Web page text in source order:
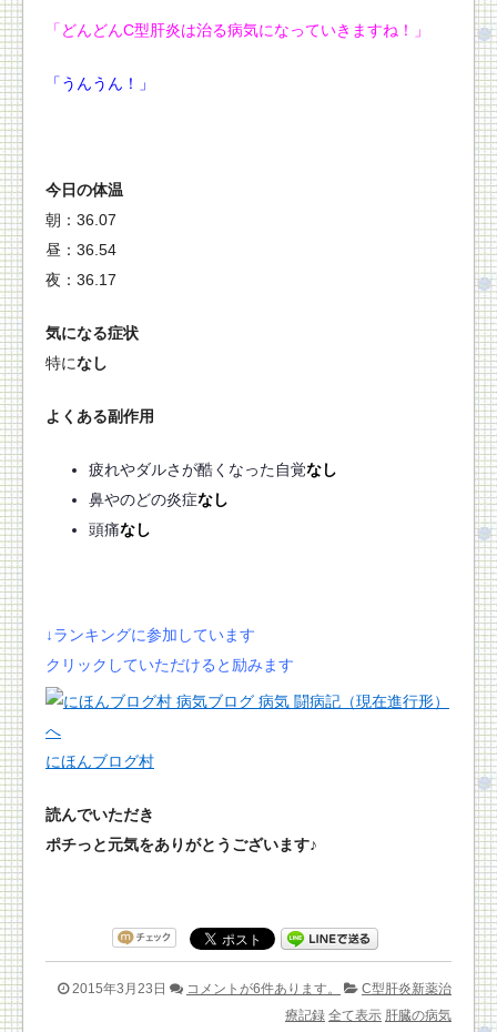
「どんどんC型肝炎は治る病気になっていきますね！」
「うんうん！」
今日の体温
朝：36.07
昼：36.54
夜：36.17
気になる症状
特になし
よくある副作用
疲れやダルさが酷くなった自覚なし
鼻やのどの炎症なし
頭痛なし
↓ランキングに参加しています
クリックしていただけると励みます
にほんブログ村
読んでいただき
ポチっと元気をありがとうございます♪
2015年3月23日 コメントが6件あります。
C型肝炎新薬治
療記録 全て表示 肝臓の病気